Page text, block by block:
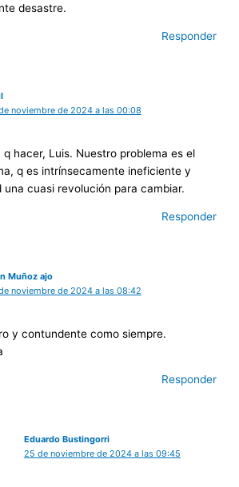
desastre.
Responder
noviembre de 2024 a las 00:08
q hacer, Luis. Nuestro problema es el
q es intrínsecamente ineficiente y
una cuasi revolución para cambiar.
Responder
Muñoz ajo
noviembre de 2024 a las 08:42
y contundente como siempre.
Responder
Eduardo Bustingorri
25 de noviembre de 2024 a las 09:45